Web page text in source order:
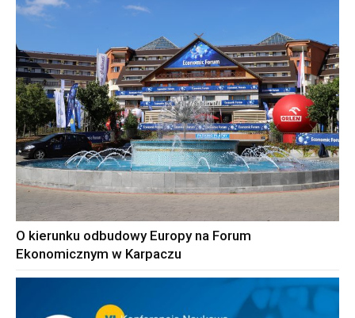
O kierunku odbudowy Europy na Forum
Ekonomicznym w Karpaczu